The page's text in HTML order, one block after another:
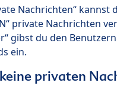
Nachrichten“ kannst
private Nachrichten
gibst du den
ein.
privaten